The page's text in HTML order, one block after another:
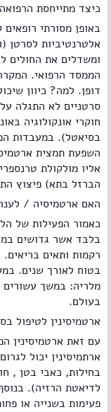
כיצד מתייחסת
באופן מסורתי רופאים
אלטרנטיביות לסרטן
ומשדלים את החולים
הממסד הרפואי.
דופן. למה? כיוון
סרטניים לא התגלה
חוקרי אונקולוגיה
בסיאטל). במעבדות
השפעת תמצית
אליו מולקולת
הברזל בתא) פיצוץ
האם ארטמיסיה /
כאמור הפעילות של
בלבד אשר גדושים
רקמות ותאים
בטוח לאורך שנים.
מלריה: במשך עשורים
בעולם.
ארטמיסינין לטיפול
עם זאת ארטמיסינין
ארתמיסינין יכול
בחילות, כאבי בטן ,
פעימות בשנייה או